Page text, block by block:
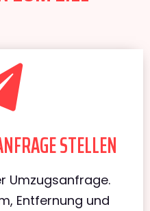
STELLEN
Umzugsanfrage.
Entfernung und